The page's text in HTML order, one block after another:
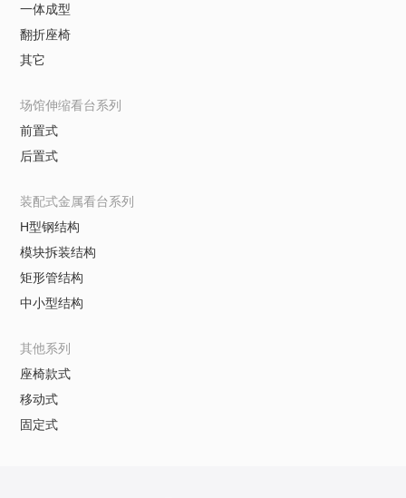
一体成型
翻折座椅
其它
场馆伸缩看台系列
前置式
后置式
装配式金属看台系列
H型钢结构
模块拆装结构
矩形管结构
中小型结构
其他系列
座椅款式
移动式
固定式